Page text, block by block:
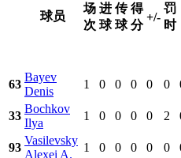
球员
场
次
进
球
传
球
得
分
+/-
罚
时
63
Bayev
Denis
1 0 0 0 0 0
33
Bochkov
Ilya
1 0 0 0 0 2
93
Vasilevsky
Alexei A.
1 0 0 0 0 0